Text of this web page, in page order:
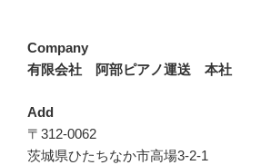
Company
有限会社 阿部ピアノ運送 本社
Add
〒312-0062
茨城県ひたちなか市高場3-2-1